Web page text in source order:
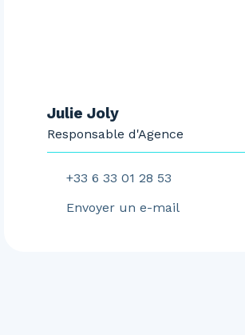
Julie Joly
Responsable d'Agence
+33 6 33 01 28 53
Envoyer un e-mail